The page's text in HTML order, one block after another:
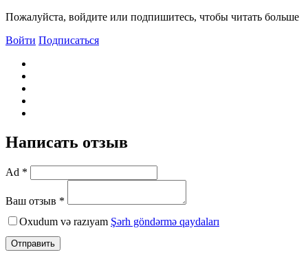
Пожалуйста, войдите или подпишитесь, чтобы читать больше
Войти Подписаться
Написать отзыв
Ad *
Ваш отзыв *
Oxudum və razıyam Şərh göndərmə qaydaları
Отправить